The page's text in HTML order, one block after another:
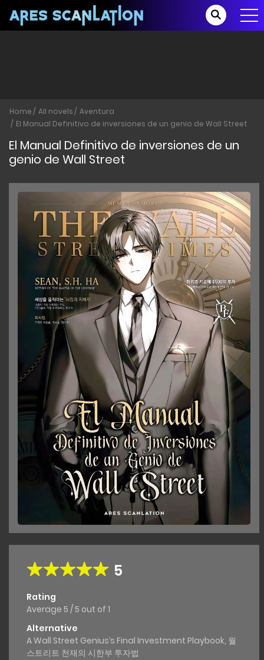
Home All novels
Aventura
El Manual Definitivo de inversiones de un genio de Wall Street
El Manual Definitivo de inversiones de un
genio de Wall Street
5
Rating
Average 5 / 5 out of 1
Alternative
A Wall Street Genius’s Final Investment Playbook, 월
스트리트 천재의 시한부 투자법